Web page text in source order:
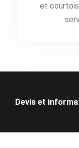
et
Devis et